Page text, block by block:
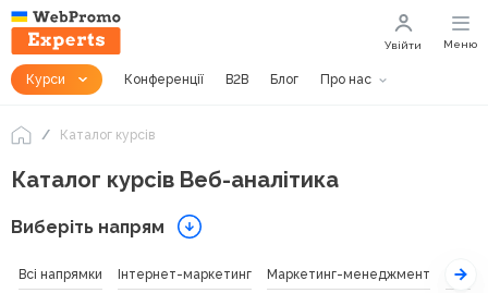
Курси Конференції B2B Блог Про нас
Увійти Меню
Каталог курсів
Каталог курсів Веб-аналітика
Виберіть напрям
Всі напрямки Інтернет-маркетинг Маркетинг-менеджмент SEO